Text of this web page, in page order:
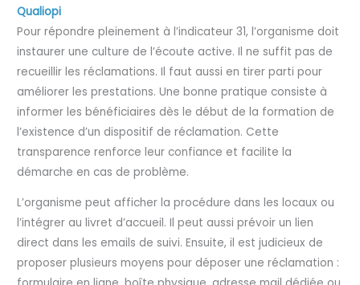
Qualiopi
Pour répondre pleinement à l’indicateur 31, l’organisme doit
instaurer une culture de l’écoute active. Il ne suffit pas de
recueillir les réclamations. Il faut aussi en tirer parti pour
améliorer les prestations. Une bonne pratique consiste à
informer les bénéficiaires dès le début de la formation de
l’existence d’un dispositif de réclamation. Cette
transparence renforce leur confiance et facilite la
démarche en cas de problème.
L’organisme peut afficher la procédure dans les locaux ou
l’intégrer au livret d’accueil. Il peut aussi prévoir un lien
direct dans les emails de suivi. Ensuite, il est judicieux de
proposer plusieurs moyens pour déposer une réclamation :